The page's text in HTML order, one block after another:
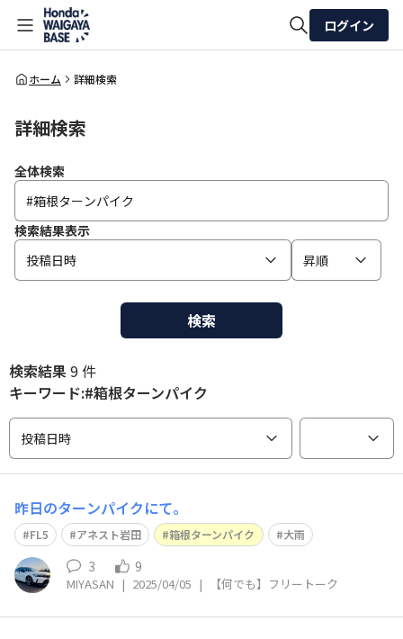
全体検索
ログイン
ホーム 詳細検索
詳細検索
全体検索
検索結果表示
投稿日時
昇順
検索
検索結果9 件
キーワード:#箱根ターンパイク
投稿日時
昨日のターンパイクにて。
FL5 アネスト岩田 箱根ターンパイク 大雨
3 9
MIYASAN | 2025/04/05 | 【何でも】フリートーク